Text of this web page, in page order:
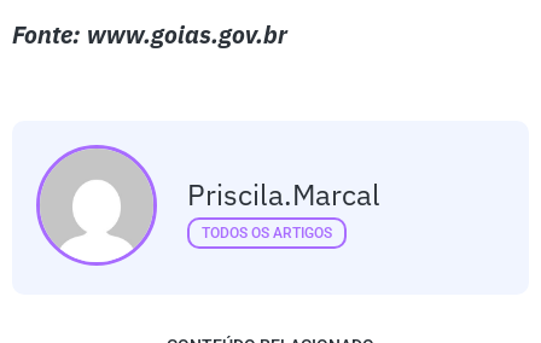
Fonte: www.goias.gov.br
Priscila.marcal
TODOS OS ARTIGOS